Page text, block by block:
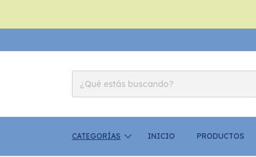
CATEGORÍAS INICIO PRODUCTOS